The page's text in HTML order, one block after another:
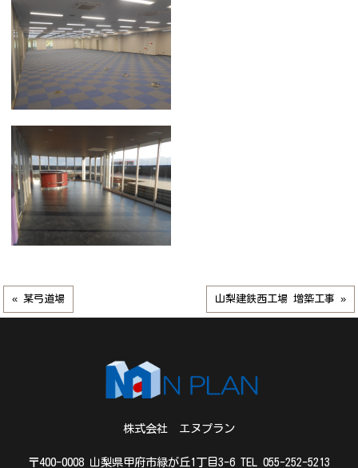
« 某弓道場 山梨建鉄西工場 増築工事 »
株式会社 エヌプラン
〒400-0008 山梨県甲府市緑が丘1丁目3-6 TEL 055-252-5213